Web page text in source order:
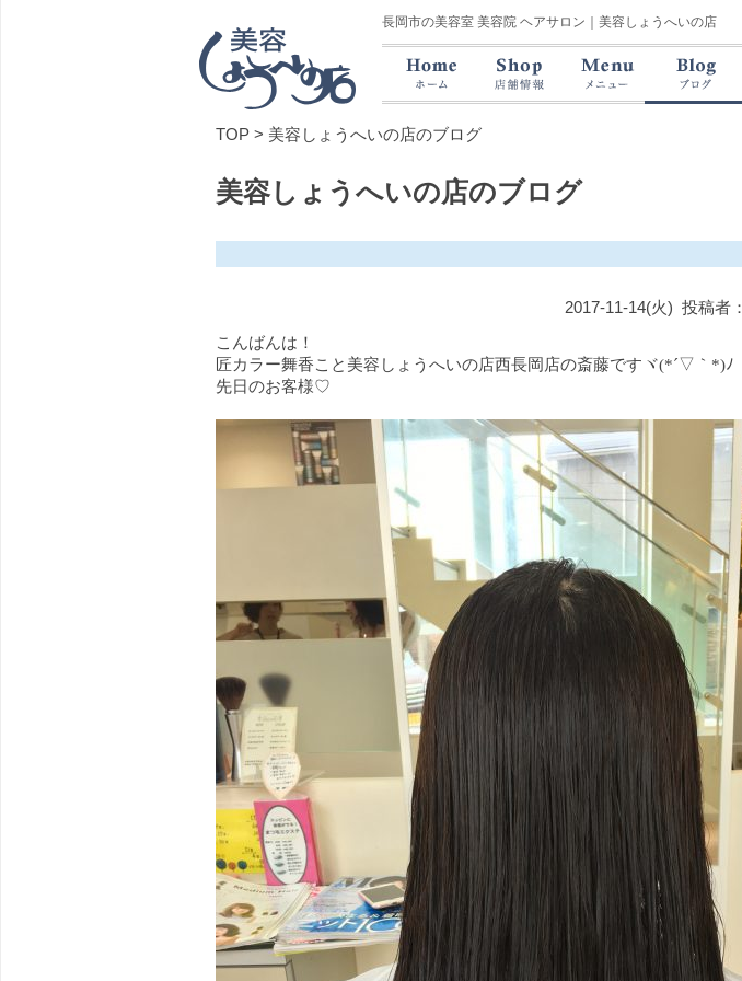
長岡市の美容室 美容院 ヘアサロン｜美容しょうへいの店
TOP > 美容しょうへいの店のブログ
美容しょうへいの店のブログ
2017-11-14(火) 投稿者：
こんばんは！
匠カラー舞香こと美容しょうへいの店西長岡店の斎藤ですヾ(*´▽｀*)ﾉ
先日のお客様♡